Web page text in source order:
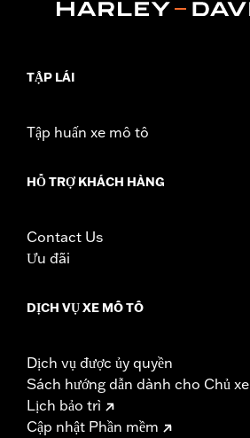
TẬP LÁI
Tập huấn xe mô tô
HỖ TRỢ KHÁCH HÀNG
Contact Us
Ưu đãi
DỊCH VỤ XE MÔ TÔ
Dịch vụ được ủy quyền
Sách hướng dẫn dành cho Chủ xe
Lịch bảo trì
Cập nhật Phần mềm